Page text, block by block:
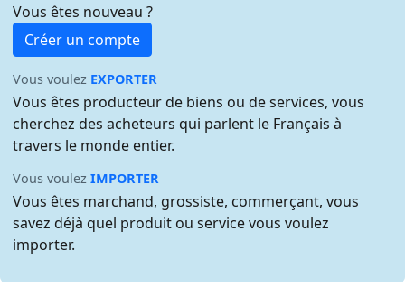
Vous êtes nouveau ?
Créer un compte
Vous voulez EXPORTER
Vous êtes producteur de biens ou de services, vous
cherchez des acheteurs qui parlent le Français à
travers le monde entier.
Vous voulezIMPORTER
Vous êtes marchand, grossiste, commerçant, vous
savez déjà quel produit ou service vous voulez
importer.